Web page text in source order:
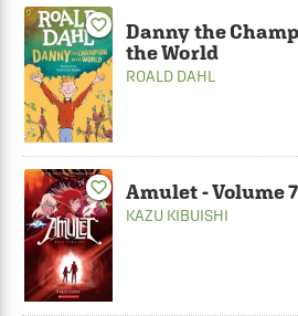
favorite_border
Danny the
the World
ROALD DAHL
favorite_border Amulet - Volume 7
KAZU KIBUISHI